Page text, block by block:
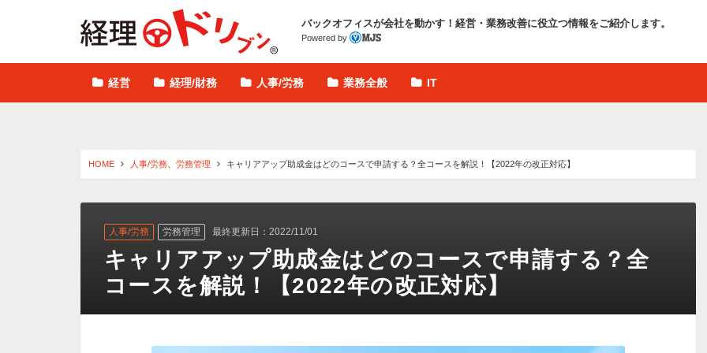
バックオフィスが会社を動かす！ 経営・業務改善に役立つ情報をご紹介します。
Powered by
経営 経理/財務 人事/労務 業務全般 IT
HOME 人事/労務 労務管理 キャリアアップ助成金はどのコースで申請する？全コースを解説！【2022年の改正対応】
人事/労務 労務管理 最終更新日：2022/11/01
キャリアアップ助成金はどのコースで申請する？全
コースを解説！【2022年の改正対応】